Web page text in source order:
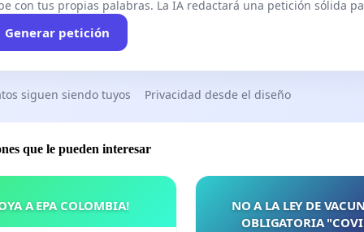
universidad pública que verdaderamente sea un ejemplo
de este colectivo.
tu firma a las profesoras y profesores asociados de la
con tus propias palabras. La IA redactará una petición sólida
Generar petición
siguen siendo tuyos Privacidad desde el diseño
que le pueden interesar
A EPA COLOMBIA!
NO A LA LEY DE
OBLIGATORIA